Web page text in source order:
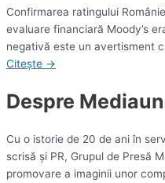
Confirmarea ratingului
evaluare financiară Moody’s
negativă este un avertisment
Citește →
Despre
Cu o istorie de 20 de ani în
scrisă și PR, Grupul de Presă
promovare a imaginii unor